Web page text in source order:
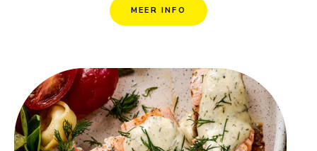
MEER INFO